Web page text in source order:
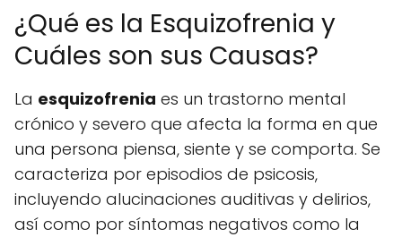
¿Qué es la Esquizofrenia y
Cuáles son sus Causas?
La esquizofrenia es un trastorno mental
crónico y severo que afecta la forma en que
una persona piensa, siente y se comporta. Se
caracteriza por episodios de psicosis,
incluyendo alucinaciones auditivas y delirios,
así como por síntomas negativos como la